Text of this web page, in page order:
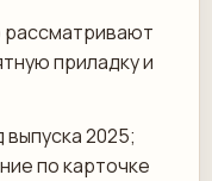
рассматривают
приладку и
2025;
по карточке